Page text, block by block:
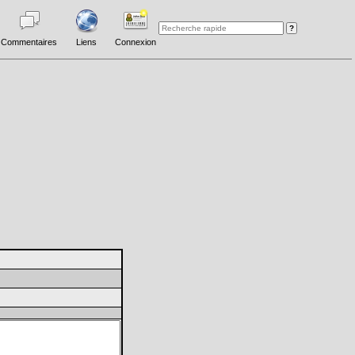
Commentaires Liens Connexion